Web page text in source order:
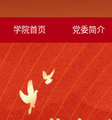
学院首页 党委简介